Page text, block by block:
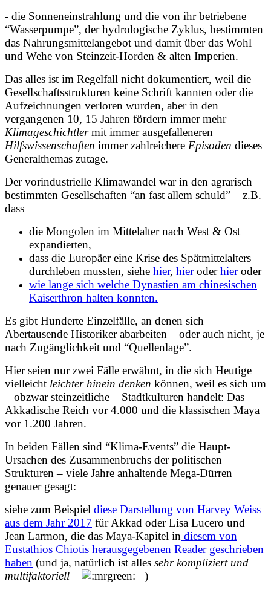
- die Sonneneinstrahlung und die von ihr betriebene
“Wasserpumpe”, der hydrologische Zyklus, bestimmten
das Nahrungsmittelangebot und damit über das Wohl
und Wehe von Steinzeit-Horden & alten Imperien.
Das alles ist im Regelfall nicht dokumentiert, weil die
Gesellschaftsstrukturen keine Schrift kannten oder die
Aufzeichnungen verloren wurden, aber in den
vergangenen 10, 15 Jahren fördern immer mehr
Klimageschichtlermit immer ausgefalleneren
Hilfswissenschaften immer zahlreichere Episoden dieses
Generalthemas zutage.
Der vorindustrielle Klimawandel war in den agrarisch
bestimmten Gesellschaften “an fast allem schuld” – z.B.
dass
die Mongolen im Mittelalter nach West & Ost
expandierten,
dass die Europäer eine Krise des Spätmittelalters
durchleben mussten, siehe hier, hieroderhieroder
wie lange sich welche Dynastien am chinesischen
Kaiserthron halten konnten.
Es gibt Hunderte Einzelfälle, an denen sich
Abertausende Historiker abarbeiten – oder auch nicht, je
nach Zugänglichkeit und “Quellenlage”.
Hier seien nur zwei Fälle erwähnt, in die sich Heutige
vielleicht leichter hinein denken können, weil es sich um
– obzwar steinzeitliche – Stadtkulturen handelt: Das
Akkadische Reich vor 4.000 und die klassischen Maya
vor 1.200 Jahren.
In beiden Fällen sind “Klima-Events” die Haupt-
Ursachen des Zusammenbruchs der politischen
Strukturen – viele Jahre anhaltende Mega-Dürren
genauer gesagt:
siehe zum Beispiel diese Darstellung von Harvey Weiss
aus dem Jahr 2017 für Akkad oder Lisa Lucero und
Jean Larmon, die das Maya-Kapitel in diesem von
Eustathios Chiotis herausgegebenen Reader geschrieben
haben (und ja, natürlich ist alles sehr kompliziert und
multifaktoriell
)